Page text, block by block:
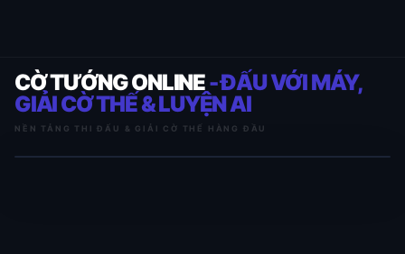
CỜ TƯỚNG ONLINE- ĐẤU VỚI MÁY,
GIẢI CỜ THẾ & LUYỆN AI
NỀN TẢNG THI ĐẤU & GIẢI CỜ THẾ HÀNG ĐẦU